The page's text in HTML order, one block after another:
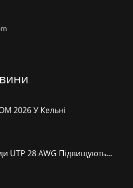
2026 У Кельні
UTP 28 AWG Підвищують...